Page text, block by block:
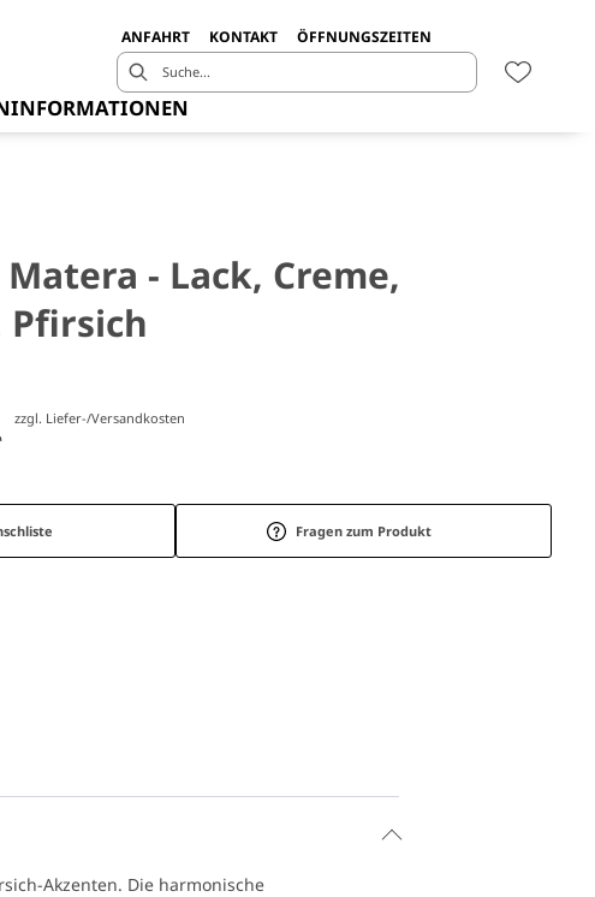
ANFAHRT KONTAKT ÖFFNUNGSZEITEN
- Lack, Creme,
Pfirsich
zzgl. Liefer-/Versandkosten
Fragen zum Produkt
Akzenten. Die harmonische